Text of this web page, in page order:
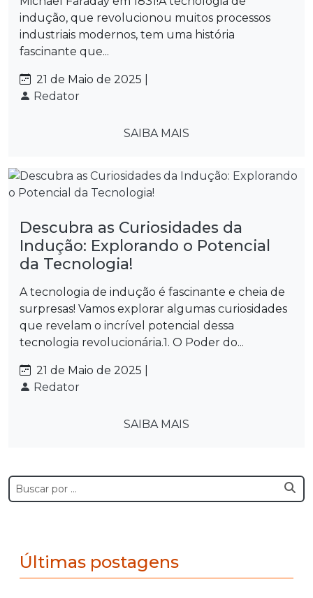
indução, que revolucionou muitos processos
industriais modernos, tem uma história
fascinante que...
21 de Maio de 2025 |
Redator
SAIBA MAIS
Descubra as Curiosidades da
Indução: Explorando o Potencial
da Tecnologia!
A tecnologia de indução é fascinante e cheia de
surpresas! Vamos explorar algumas curiosidades
que revelam o incrível potencial dessa
tecnologia revolucionária.1. O Poder do...
21 de Maio de 2025 |
Redator
SAIBA MAIS
Últimas postagens